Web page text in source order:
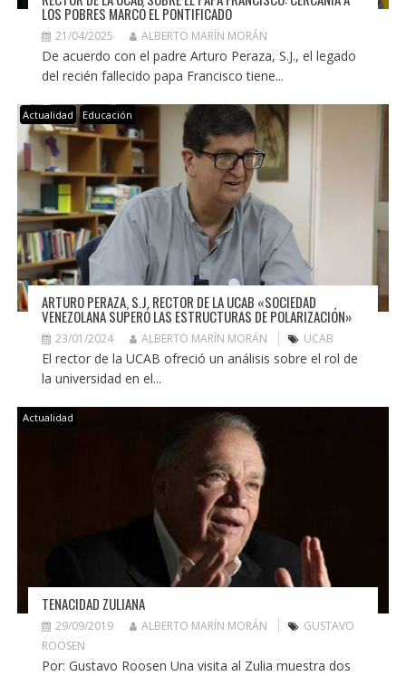
LOS POBRES MARCÓ EL PONTIFICADO
21/04/2025 ALBERTO MARÍN MORÁN
De acuerdo con el padre Arturo Peraza, S.J., el legado
del recién fallecido papa Francisco tiene...
Actualidad Educación
ARTURO PERAZA, S.J. RECTOR DE LA UCAB «SOCIEDAD
VENEZOLANA SUPERÓ LAS ESTRUCTURAS DE POLARIZACIÓN»
23/01/2024 ALBERTO MARÍN MORÁN UCAB
El rector de la UCAB ofreció un análisis sobre el rol de
la universidad en el...
Actualidad
TENACIDAD ZULIANA
29/09/2019 ALBERTO MARÍN MORÁN
GUSTAVO
ROOSEN
Por: Gustavo Roosen Una visita al Zulia muestra dos